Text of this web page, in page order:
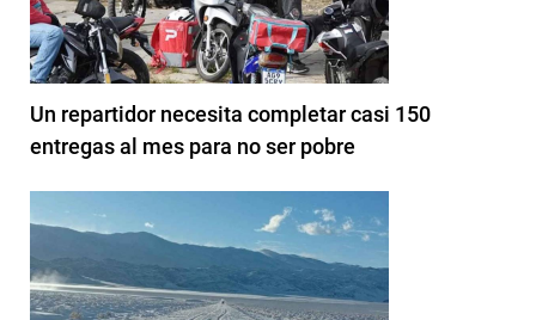
Un repartidor necesita completar casi 150
entregas al mes para no ser pobre